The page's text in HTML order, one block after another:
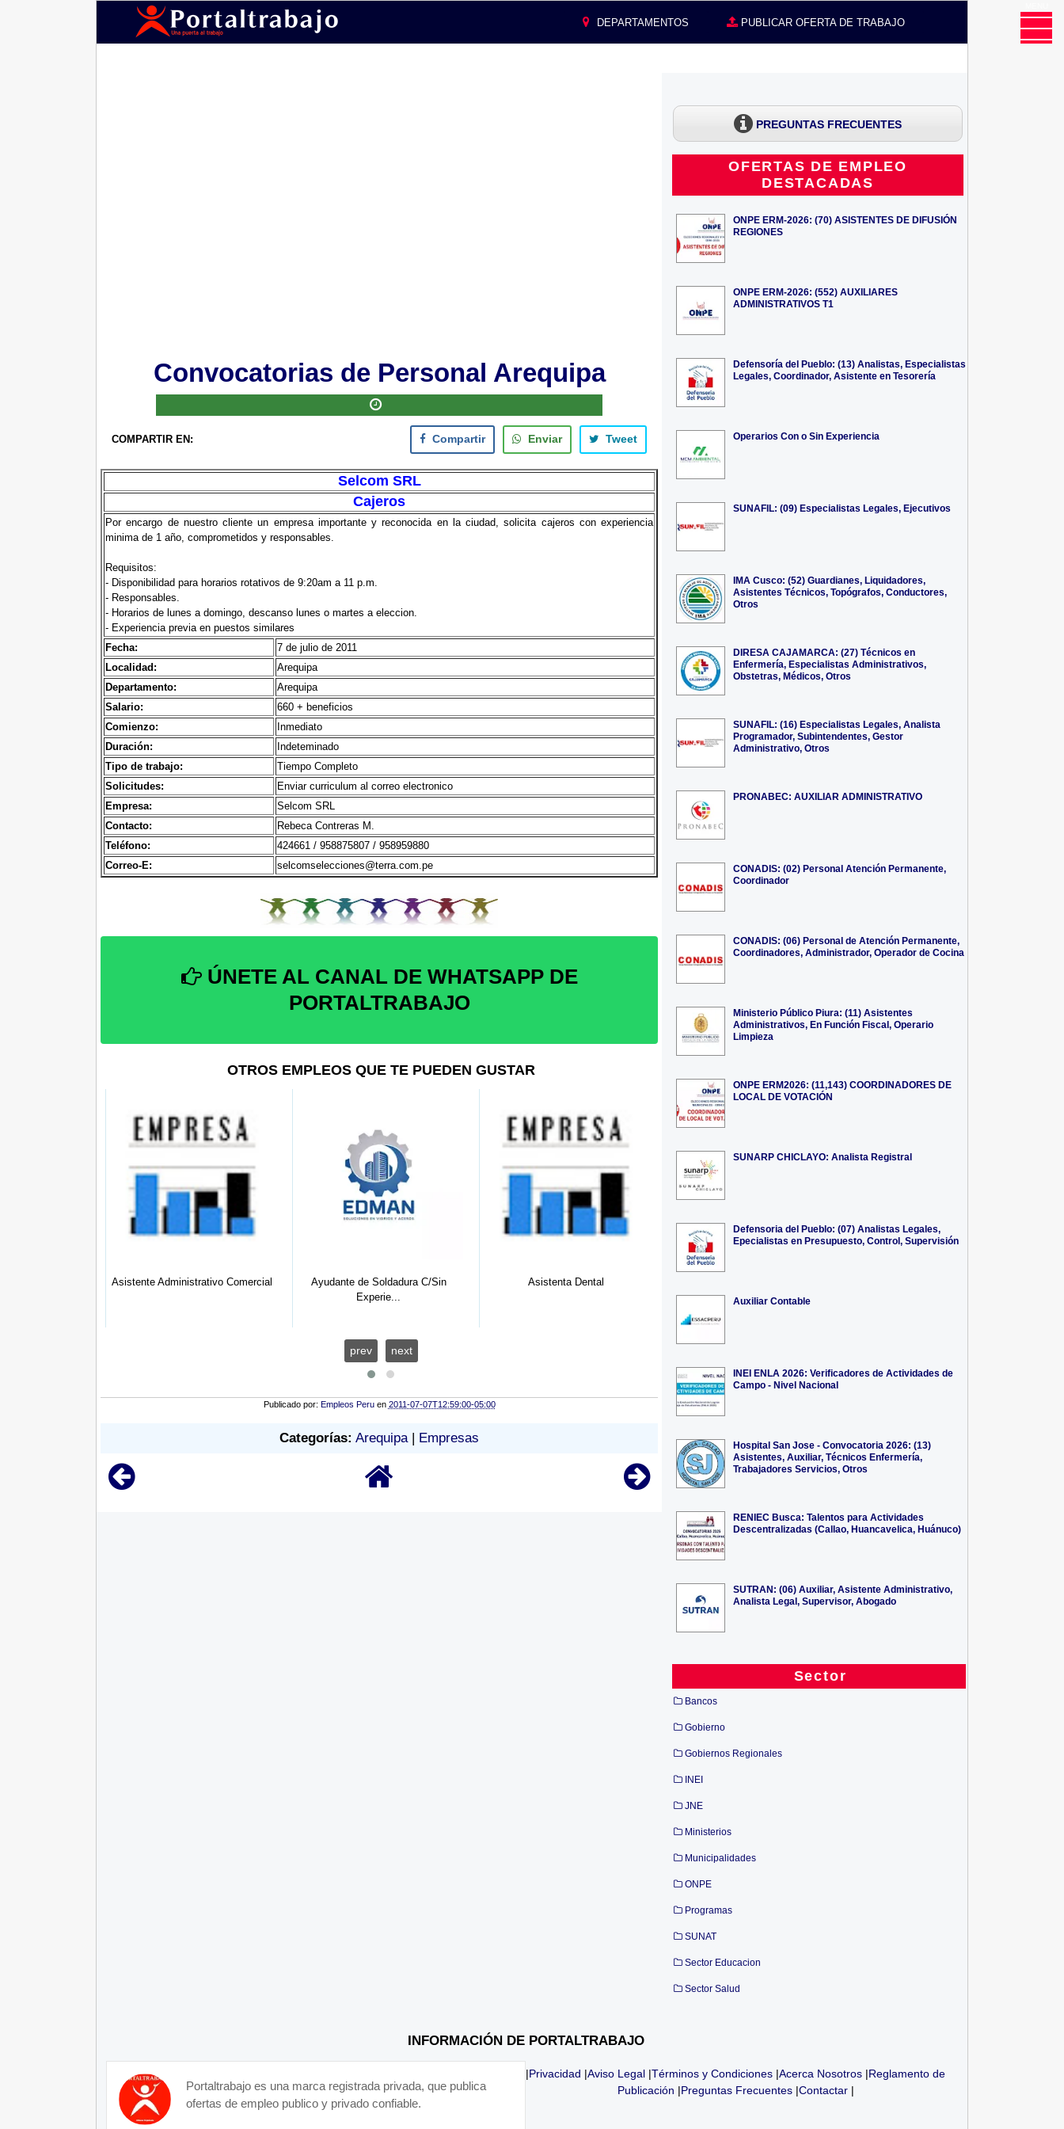
DEPARTAMENTOS PUBLICAR OFERTA DE TRABAJO
Convocatorias de Personal Arequipa
COMPARTIR EN: Compartir Enviar Tweet
Selcom SRL
Cajeros
Por encargo de nuestro cliente un empresa importante y reconocida en la ciudad, solicita cajeros con experiencia
minima de 1 año, comprometidos y responsables.
Requisitos:
- Disponibilidad para horarios rotativos de 9:20am a 11 p.m.
- Responsables.
- Horarios de lunes a domingo, descanso lunes o martes a eleccion.
- Experiencia previa en puestos similares
Fecha:
7 de julio de 2011
Localidad:
Arequipa
Departamento:
Arequipa
Salario:
660 + beneficios
Comienzo:
Inmediato
Duración:
Indeteminado
Tipo de trabajo:
Tiempo Completo
Solicitudes:
Enviar curriculum al correo electronico
Empresa:
Selcom SRL
Contacto:
Rebeca Contreras M.
Teléfono:
424661 / 958875807 / 958959880
Correo-E:
selcomselecciones@terra.com.pe
ÚNETE AL CANAL DE WHATSAPP DE
PORTALTRABAJO
OTROS EMPLEOS QUE TE PUEDEN GUSTAR
Asistente Administrativo Comercial
Ayudante de Soldadura C/Sin
Experie...
Asistenta Dental
Comercia...
prev next
Publicado por: Empleos Peru en 2011-07-07T12:59:00-05:00
Categorías: Arequipa| Empresas
PREGUNTAS FRECUENTES
OFERTAS DE EMPLEO
DESTACADAS
ONPE ERM-2026: (70) ASISTENTES DE DIFUSIÓN
REGIONES
ONPE ERM-2026: (552) AUXILIARES
ADMINISTRATIVOS T1
Defensoría del Pueblo: (13) Analistas, Especialistas
Legales, Coordinador, Asistente en Tesorería
Operarios Con o Sin Experiencia
SUNAFIL: (09) Especialistas Legales, Ejecutivos
IMA Cusco: (52) Guardianes, Liquidadores,
Asistentes Técnicos, Topógrafos, Conductores,
Otros
DIRESA CAJAMARCA: (27) Técnicos en
Enfermería, Especialistas Administrativos,
Obstetras, Médicos, Otros
SUNAFIL: (16) Especialistas Legales, Analista
Programador, Subintendentes, Gestor
Administrativo, Otros
PRONABEC: AUXILIAR ADMINISTRATIVO
CONADIS: (02) Personal Atención Permanente,
Coordinador
CONADIS: (06) Personal de Atención Permanente,
Coordinadores, Administrador, Operador de Cocina
Ministerio Público Piura: (11) Asistentes
Administrativos, En Función Fiscal, Operario
Limpieza
ONPE ERM2026: (11,143) COORDINADORES DE
LOCAL DE VOTACIÓN
SUNARP CHICLAYO: Analista Registral
Defensoria del Pueblo: (07) Analistas Legales,
Epecialistas en Presupuesto, Control, Supervisión
Auxiliar Contable
INEI ENLA 2026: Verificadores de Actividades de
Campo - Nivel Nacional
Hospital San Jose - Convocatoria 2026: (13)
Asistentes, Auxiliar, Técnicos Enfermería,
Trabajadores Servicios, Otros
RENIEC Busca: Talentos para Actividades
Descentralizadas (Callao, Huancavelica, Huánuco)
SUTRAN: (06) Auxiliar, Asistente Administrativo,
Analista Legal, Supervisor, Abogado
Sector
Bancos
Gobierno
Gobiernos Regionales
INEI
JNE
Ministerios
Municipalidades
ONPE
Programas
SUNAT
Sector Educacion
Sector Salud
INFORMACIÓN DE PORTALTRABAJO
Portaltrabajo es una marca registrada privada, que publica
ofertas de empleo publico y privado confiable.
|Privacidad |Aviso Legal |Términos y Condiciones |Acerca Nosotros |Reglamento de
Publicación |Preguntas Frecuentes|Contactar|